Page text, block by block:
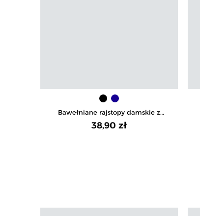
Bawełniane rajstopy damskie z
wzorem 90 DEN
38,90 zł